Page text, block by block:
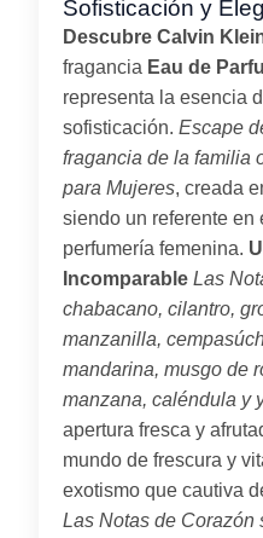
Sofisticación y
Descubre Calvin
fragancia Eau de
representa la esencia
sofisticación. Escape
fragancia de la familia
para Mujeres, creada
siendo un referente en
perfumería femenina.
Incomparable Las
chabacano, cilantro,
manzanilla,
mandarina, musgo de
manzana, caléndula y
apertura fresca y
mundo de frescura y
exotismo que cautiva
Las Notas de Corazón